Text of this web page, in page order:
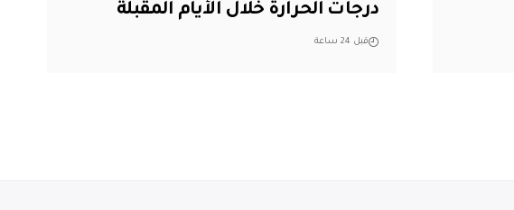
درجات الحرارة خلال الأيام المقبلة
قبل 24 ساعة